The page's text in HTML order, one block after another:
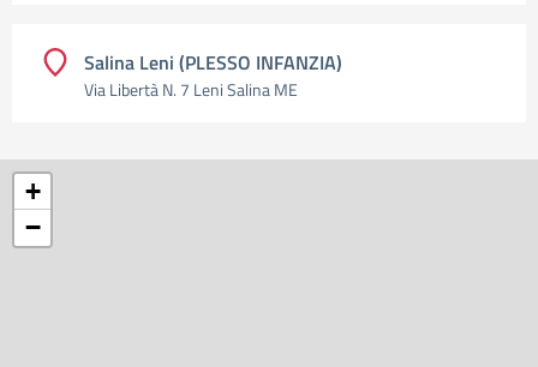
Salina Leni (PLESSO INFANZIA)
Via Libertà N. 7 Leni Salina ME
+
−